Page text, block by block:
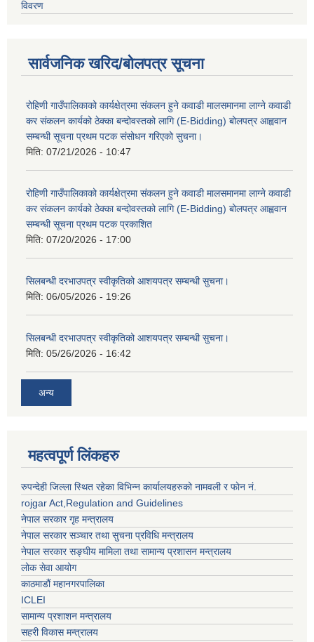
विवरण
सार्वजनिक खरिद/बोलपत्र सूचना
रोहिणी गाउँपालिकाको कार्यक्षेत्रमा संकलन हुने कवाडी मालसमानमा लाग्ने कवाडी
कर संकलन कार्यको ठेक्का बन्दोवस्तको लागि (E-Bidding) बोलपत्र आह्ववान
सम्बन्धी सूचना प्रथम पटक संसोधन गरिएको सुचना।
मिति: 07/21/2026 - 10:47
रोहिणी गाउँपालिकाको कार्यक्षेत्रमा संकलन हुने कवाडी मालसमानमा लाग्ने कवाडी
कर संकलन कार्यको ठेक्का बन्दोवस्तको लागि (E-Bidding) बोलपत्र आह्ववान
सम्बन्धी सूचना प्रथम पटक प्रकाशित
मिति: 07/20/2026 - 17:00
सिलबन्धी दरभाउपत्र स्वीकृतिको आशयपत्र सम्बन्धी सुचना।
मिति: 06/05/2026 - 19:26
सिलबन्धी दरभाउपत्र स्वीकृतिको आशयपत्र सम्बन्धी सुचना।
मिति: 05/26/2026 - 16:42
अन्य
महत्वपूर्ण लिंकहरु
रुपन्देही जिल्ला स्थित रहेका विभिन्न कार्यालयहरुको नामवली र फाेन न‌ं.
rojgar Act,Regulation and Guidelines
नेपाल सरकार गृह मन्त्रालय
नेपाल सरकार सञ्चार तथा सुचना प्रविधि मन्त्रालय
नेपाल सरकार सङ्घीय मामिला तथा सामान्य प्रशासन मन्त्रालय
लोक सेवा आयोग
काठमाडौं महानगरपालिका
ICLEI
सामान्य प्रशाशन मन्त्रालय
सहरी विकास मन्त्रालय